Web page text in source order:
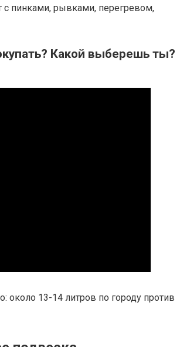
с пинками, рывками, перегревом,
Какой выберешь ты?
около 13-14 литров по городу против